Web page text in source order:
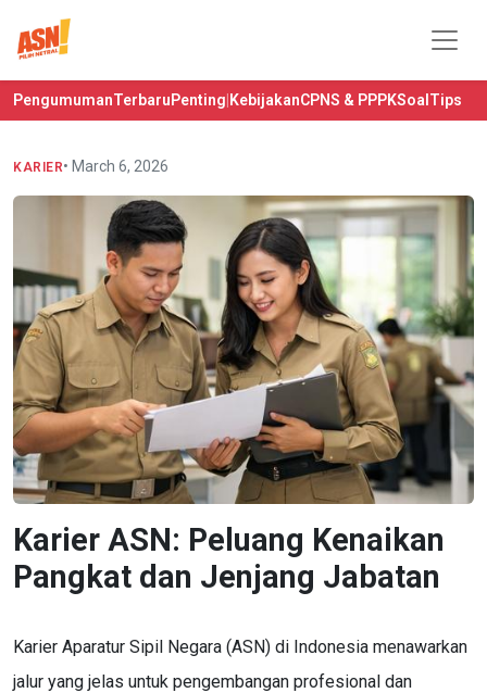
PengumumanTerbaruPenting KebijakanCPNS & PPPKSoal Tips
KARIER• March 6, 2026
Karier ASN: Peluang Kenaikan
Pangkat dan Jenjang Jabatan
Karier Aparatur Sipil Negara (ASN) di Indonesia menawarkan
jalur yang jelas untuk pengembangan profesional dan